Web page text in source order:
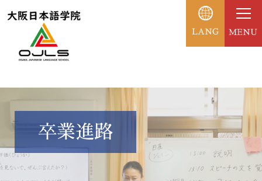
LANG MENU
卒業進路